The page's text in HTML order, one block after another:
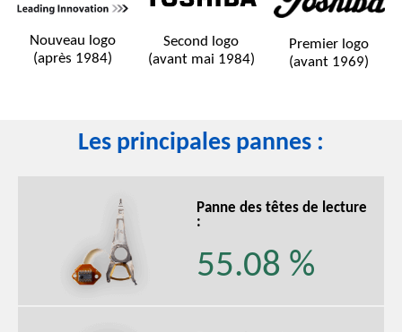
Nouveau logo
(après 1984)
Second logo
(avant mai 1984)
Premier logo
(avant 1969)
Les principales pannes :
Panne des têtes de lecture
:
55.08 %